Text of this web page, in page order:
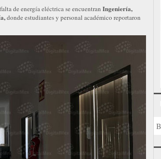
de energía eléctrica se encuentran Ingeniería,
donde estudiantes y personal académico reportaron